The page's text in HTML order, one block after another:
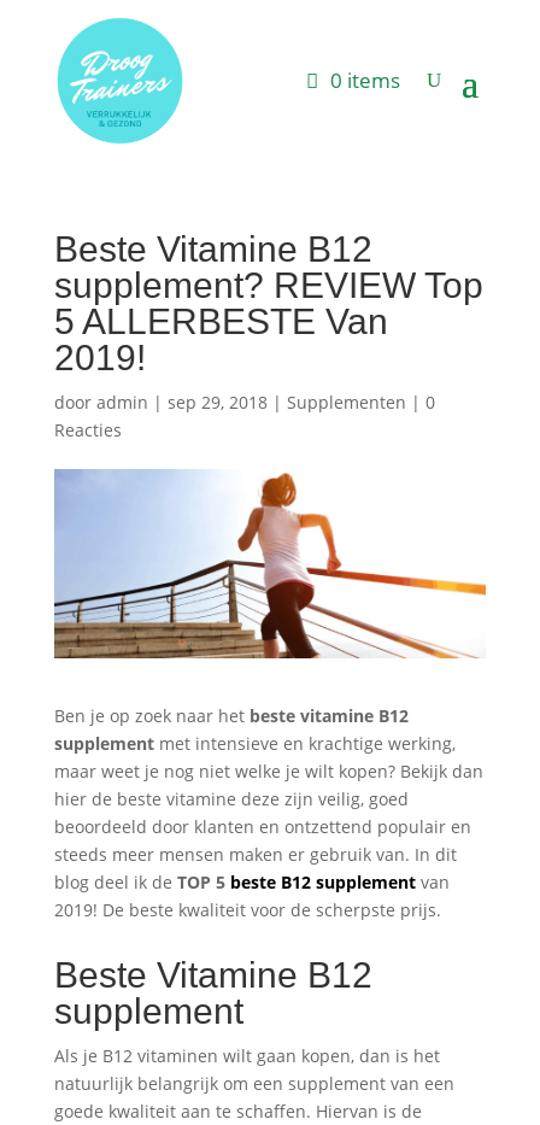
0 items
Beste Vitamine B12
supplement? REVIEW Top
5 ALLERBESTE Van
2019!
door admin | sep 29, 2018| Supplementen | 0
Reacties
Ben je op zoek naar het beste vitamine B12
supplementmet intensieve en krachtige werking,
maar weet je nog niet welke je wilt kopen? Bekijk dan
hier de beste vitamine deze zijn veilig, goed
beoordeeld door klanten en ontzettend populair en
steeds meer mensen maken er gebruik van. In dit
blog deel ik de TOP 5 beste B12 supplement van
2019! De beste kwaliteit voor de scherpste prijs.
Beste Vitamine B12
supplement
Als je B12 vitaminen wilt gaan kopen, dan is het
natuurlijk belangrijk om een supplement van een
goede kwaliteit aan te schaffen. Hiervan is de